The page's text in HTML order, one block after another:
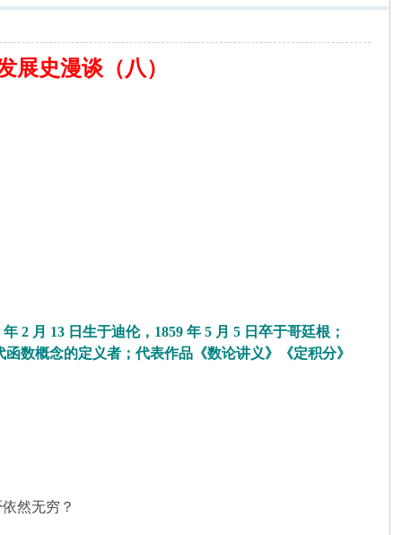
展史漫谈（八）
2 月 13 日生于迪伦，1859 年 5 月 5 日卒于哥廷根；
数概念的定义者；代表作品《数论讲义》《定积分》
然无穷？